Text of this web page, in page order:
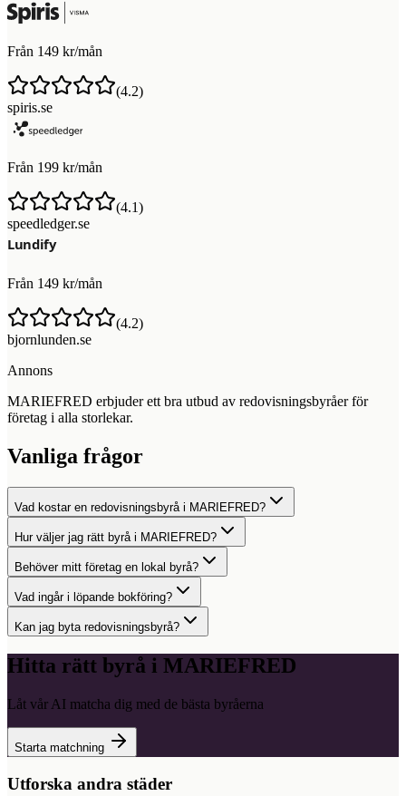
Från 149 kr/mån
(4.2)
spiris.se
Från 199 kr/mån
(4.1)
speedledger.se
Från 149 kr/mån
(4.2)
bjornlunden.se
Annons
MARIEFRED erbjuder ett bra utbud av redovisningsbyråer för
företag i alla storlekar.
Vanliga frågor
Vad kostar en redovisningsbyrå i MARIEFRED?
Hur väljer jag rätt byrå i MARIEFRED?
Behöver mitt företag en lokal byrå?
Vad ingår i löpande bokföring?
Kan jag byta redovisningsbyrå?
Hitta rätt byrå i MARIEFRED
Låt vår AI matcha dig med de bästa byråerna
Starta matchning
Utforska andra städer